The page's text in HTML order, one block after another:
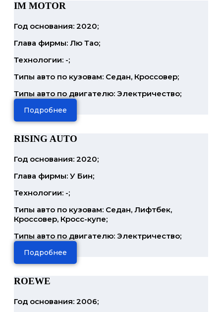
IM MOTOR
Год основания: 2020;
Глава фирмы: Лю Тао;
Технологии: -;
Типы авто по кузовам: Седан, Кроссовер;
Типы авто по двигателю: Электричество;
Подробнее
RISING AUTO
Год основания: 2020;
Глава фирмы: У Бин;
Технологии: -;
Типы авто по кузовам: Седан, Лифтбек,
Кроссовер, Кросс-купе;
Типы авто по двигателю: Электричество;
Подробнее
ROEWE
Год основания: 2006;